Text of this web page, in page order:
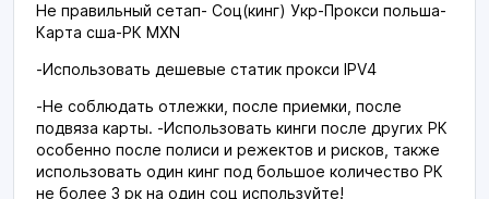
Не правильный сетап- Соц(кинг) Укр-Прокси польша-
Карта сша-РК MXN
-Использовать дешевые статик прокси IPV4
-Не соблюдать отлежки, после приемки, после
подвяза карты. -Использовать кинги после других РК
особенно после полиси и режектов и рисков, также
использовать один кинг под большое количество РК
не более 3 рк на один соц используйте!